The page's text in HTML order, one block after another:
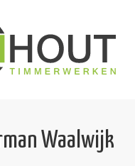
Waalwijk